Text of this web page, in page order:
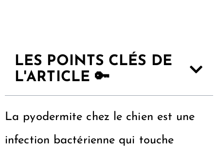
LES POINTS CLÉS DE
L'ARTICLE 🔑
La pyodermite chez le chien est une
infection bactérienne qui touche